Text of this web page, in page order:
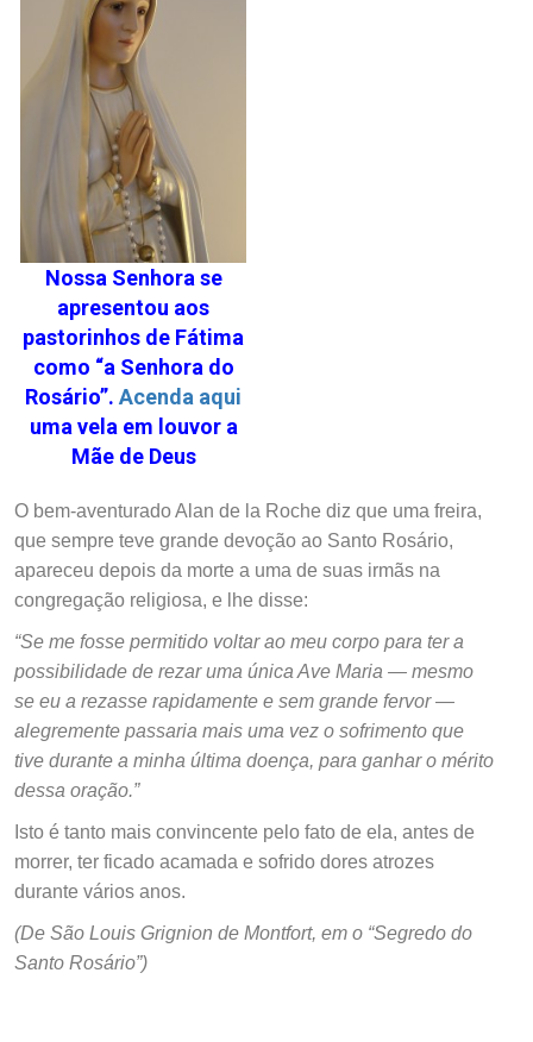
Nossa Senhora se
apresentou aos
pastorinhos de Fátima
como “a Senhora do
Rosário”. Acenda aqui
uma vela em louvor a
Mãe de Deus
O bem-aventurado Alan de la Roche diz que uma freira,
que sempre teve grande devoção ao Santo Rosário,
apareceu depois da morte a uma de suas irmãs na
congregação religiosa, e lhe disse:
“Se me fosse permitido voltar ao meu corpo para ter a
possibilidade de rezar uma única Ave Maria — mesmo
se eu a rezasse rapidamente e sem grande fervor —
alegremente passaria mais uma vez o sofrimento que
tive durante a minha última doença, para ganhar o mérito
dessa oração.”
Isto é tanto mais convincente pelo fato de ela, antes de
morrer, ter ficado acamada e sofrido dores atrozes
durante vários anos.
(De São Louis Grignion de Montfort, em o “Segredo do
Santo Rosário”)